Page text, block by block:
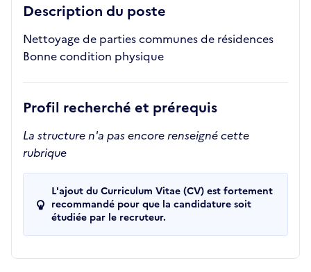
Description du poste
Nettoyage de parties communes de résidences
Bonne condition physique
Profil recherché et prérequis
La structure n'a pas encore renseigné cette
rubrique
L'ajout du Curriculum Vitae (CV) est fortement
recommandé pour que la candidature soit
étudiée par le recruteur.